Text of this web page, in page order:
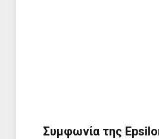
Συμφωνία της